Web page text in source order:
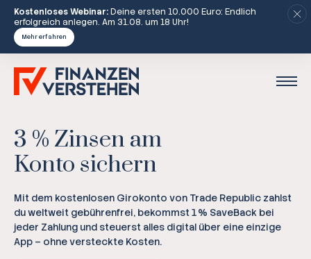
Kostenloses Webinar:Deine ersten 10.000 Euro: Endlich
erfolgreich anlegen. Am 31.08. um 18 Uhr!
Mehr erfahren
3 % Zinsen am
Konto sichern
Mit dem kostenlosen Girokonto von Trade Republic zahlst
du weltweit gebührenfrei, bekommst 1 % SaveBack bei
jeder Zahlung und steuerst alles digital über eine einzige
App – ohne versteckte Kosten.